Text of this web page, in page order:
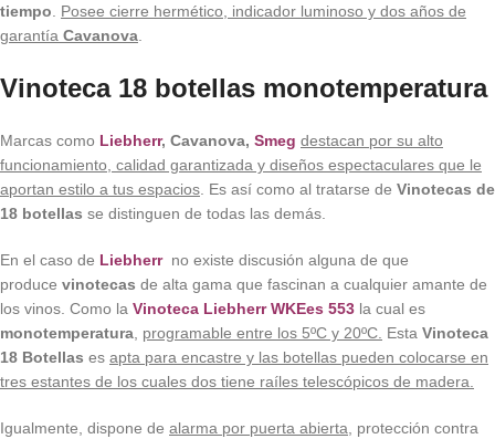
tiempo
Posee cierre hermético, indicador luminoso y dos años de
garantía Cavanova
Vinoteca 18 botellas monotemperatura
Marcas como Liebherr, Cavanova, Smeg destacan por su alto
funcionamiento, calidad garantizada y diseños espectaculares que le
aportan estilo a tus espacios . Es así como al tratarse de Vinotecas de
18 botellas se distinguen de todas las demás.
En el caso de Liebherr no existe discusión alguna de que
produce vinotecas de alta gama que fascinan a cualquier amante de
los vinos. Como la Vinoteca Liebherr WKEes 553 la cual es
monotemperatura programable entre los 5ºC y 20ºC. Esta Vinoteca
18 Botellas es apta para encastre y las botellas pueden colocarse en
tres estantes de los cuales dos tiene raíles telescópicos de madera.
Igualmente, dispone de alarma por puerta abierta , protección contra